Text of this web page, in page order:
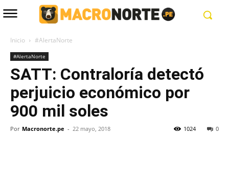
Inicio #AlertaNorte
#AlertaNorte
SATT: Contraloría detectó
perjuicio económico por
900 mil soles
Por Macronorte.pe - 22 mayo, 2018 0
1024